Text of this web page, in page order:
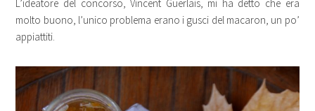
L’ideatore del concorso, Vincent Guerlais, mi ha detto che era
molto buono, l’unico problema erano i gusci del macaron, un po’
appiattiti.